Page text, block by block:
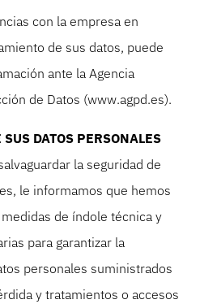
con la empresa en
de sus datos, puede
ante la Agencia
de Datos (www.agpd.es).
DATOS PERSONALES
la seguridad de
le informamos que hemos
de índole técnica y
para garantizar la
personales suministrados
y tratamientos o accesos